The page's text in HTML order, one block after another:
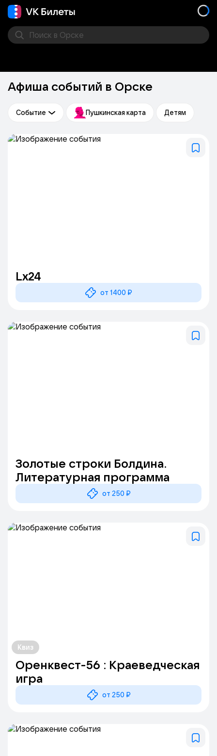
Поиск в Орске
Афиша событий в Орске
Событие Пушкинская карта Детям
Lx24
от 1400 ₽
Золотые строки Болдина.
Литературная программа
от 250 ₽
Квиз
Оренквест-56 : Краеведческая
игра
от 250 ₽